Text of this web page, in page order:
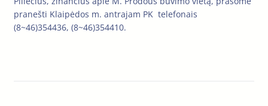
pranešti Klaipėdos m. antrajam PK telefonais
(8~46)354436, (8~46)354410.